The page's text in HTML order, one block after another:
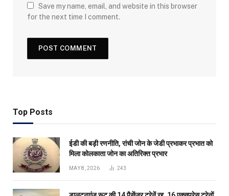
Save my name, email, and website in this browser
for the next time I comment.
Top Posts
ईडी की बड़ी रणनीति, रांची जोन के जेडी प्रभाकर प्रभात को
मिला कोलकाता जोन का अतिरिक्त प्रभार
MAY 8, 2026 243